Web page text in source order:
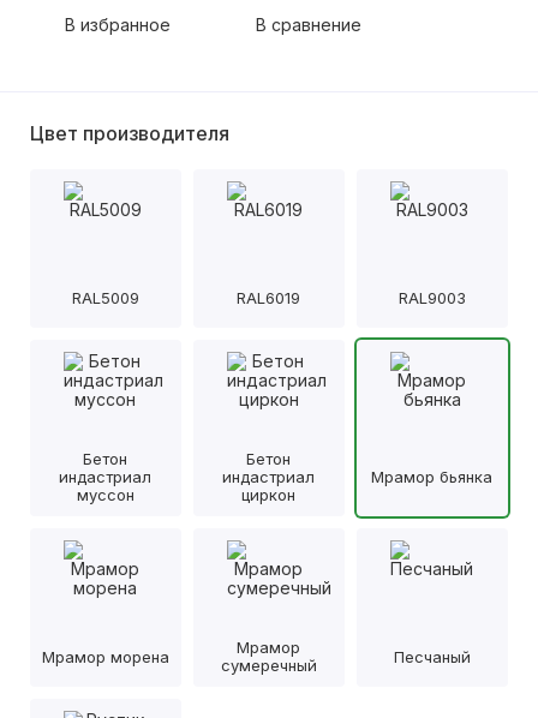
В избранное В сравнение
Цвет производителя
RAL5009 RAL6019 RAL9003
Бетон
индастриал
муссон
Бетон
индастриал
циркон
Мрамор бьянка
Мрамор морена
Мрамор
сумеречный
Песчаный